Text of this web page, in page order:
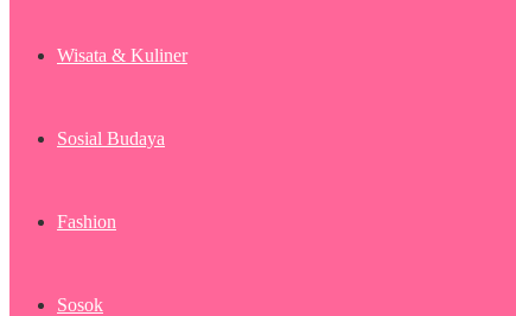
Wisata & Kuliner
Sosial Budaya
Fashion
Sosok